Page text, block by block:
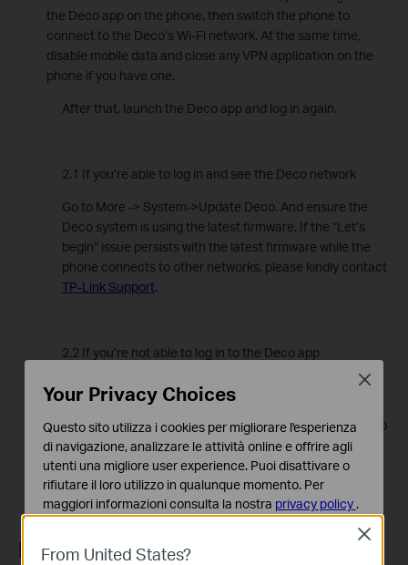
the Deco app on the phone, then switch the phone to
connect to the Deco’s Wi-Fi network. At the same time,
disable mobile data and close any VPN application on the
phone if you have one.
After that, launch the Deco app and log in again.
2.1 If you’re able to log in and see the Deco network
Go to More -> System->Update Deco. And ensure the
Deco system is using the latest firmware. If the “Let’s
begin” issue persists with the latest firmware while the
phone connects to other networks, please kindly contact
TP-Link Support.
2.2 If you’re not able to log in to the Deco app
In this case, you may have lost the original TP-Link
account/password used to configure the Deco system.
And you need to reset the whole Deco system and set up
them again with your current TP-Link account.
Related FAQs
From United States?
Close
Your Privacy Choices
Questo sito utilizza i cookies per migliorare l'esperienza
di navigazione, analizzare le attività online e offrire agli
utenti una migliore user experience. Puoi disattivare o
rifiutare il loro utilizzo in qualunque momento. Per
maggiori informazioni consulta la nostra privacy policy .
Questi cookies sono necessari per il corretto
Close